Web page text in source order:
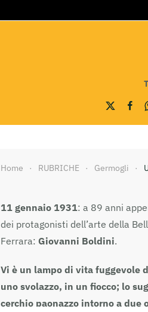
Home RUBRICHE Germogli
11 gennaio 1931: a 89 anni
dei protagonisti dell’arte della
Ferrara: Giovanni Boldini.
Vi è un lampo di vita fuggevole
uno svolazzo, in un fiocco; lo
cerchio paonazzo intorno a